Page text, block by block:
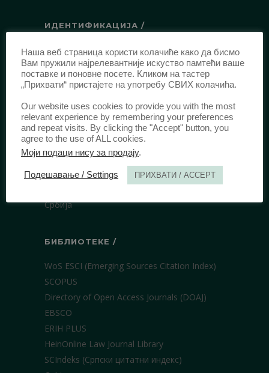
ИДЕНТИФИКАЦИЈА /
ISSN:0003-2565(Штампано издање)
еISSN:2406-2693(Онлајн издање)
DOI:10.51204/Anali_PFBU_1906
ИЗДАВАЧ /
Правни факултет Универзитета у
Београду
Булевар краља Александра 67
Србија
БИБЛИОТЕКЕ /
WoS ESCI (Emerging Sources Citation Index)
SCOPUS
Directory of Open Access Journals (DOAJ)
EBSCO
ERIH PLUS
HeinOnline Law Journal Library
SCIndeks (Српски цитатни индекс)
Наша веб страница користи колачиће како да бисмо
Вам пружили најрелевантније искуство памтећи ваше
поставке и поновне посете. Кликом на тастер
„Прихвати“ пристајете на употребу СВИХ колачића.
Our website uses cookies to provide you with the most
relevant experience by remembering your preferences
and repeat visits. By clicking the "Accept" button, you
agree to the use of ALL cookies.
Моји подаци нису за продају.
Подешавање / Settings ПРИХВАТИ / ACCEPT